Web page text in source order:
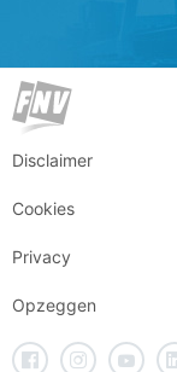
Disclaimer
Cookies
Privacy
Opzeggen